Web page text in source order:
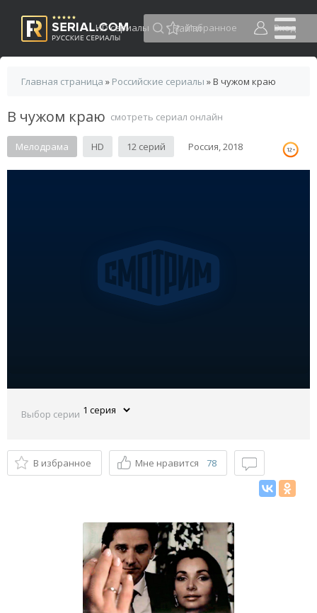
HD сериалы Избранное Вход
Главная страница » Российские сериалы » В чужом краю
В чужом краю смотреть сериал онлайн
Мелодрама HD 12 серий Россия, 2018
Выбор серии
В избранное Мне нравится 78